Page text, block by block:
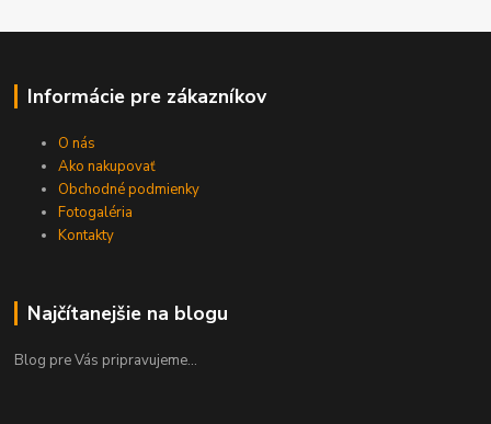
Informácie pre zákazníkov
O nás
Ako nakupovať
Obchodné podmienky
Fotogaléria
Kontakty
Najčítanejšie na blogu
Blog pre Vás pripravujeme...